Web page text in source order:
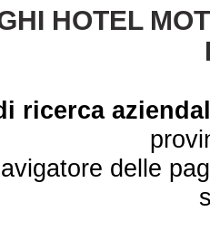
HOTEL
ricerca
delle